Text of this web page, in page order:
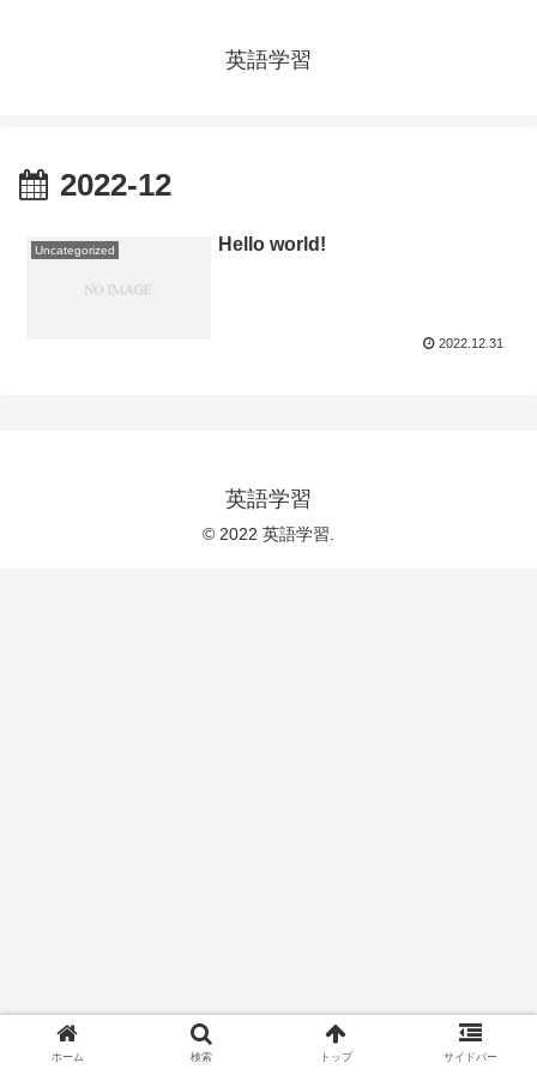
英語学習
2022-12
Uncategorized Hello world!
2022.12.31
英語学習
© 2022 英語学習.
ホーム 検索 トップ サイドバー